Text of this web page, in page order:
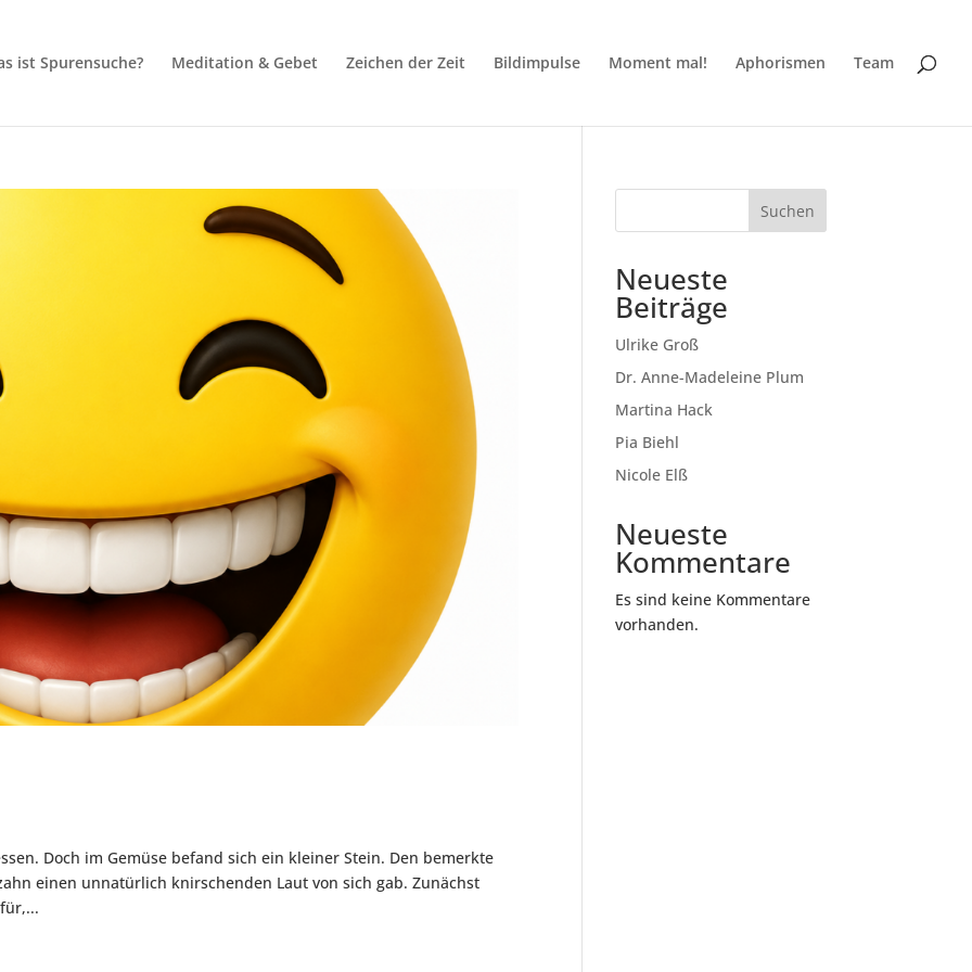
ist Spurensuche? Meditation & Gebet Zeichen der Zeit Bildimpulse Moment mal! Aphorismen Team
Doch im Gemüse befand sich ein kleiner Stein. Den bemerkte
einen unnatürlich knirschenden Laut von sich gab. Zunächst
Suchen
Neueste
Beiträge
Ulrike Groß
Dr. Anne-Madeleine Plum
Martina Hack
Pia Biehl
Nicole Elß
Neueste
Kommentare
Es sind keine Kommentare
vorhanden.